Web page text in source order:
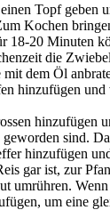
Topf geben
Kochen
18-20 Minuten
die
mit dem Öl
hinzufügen
hinzufügen
sind.
hinzufügen
gar ist, zur
umrühren.
um eine